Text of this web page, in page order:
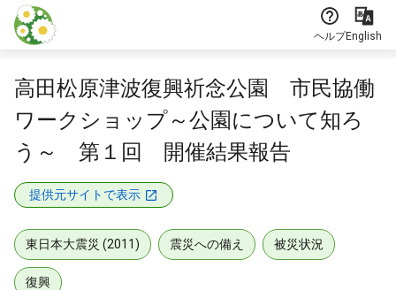
本文に飛ぶ
ヘルプEnglish
高田松原津波復興祈念公園 市民協働
ワークショップ～公園について知ろ
う～ 第１回 開催結果報告
提供元サイトで表示
東日本大震災 (2011) 震災への備え 被災状況
復興